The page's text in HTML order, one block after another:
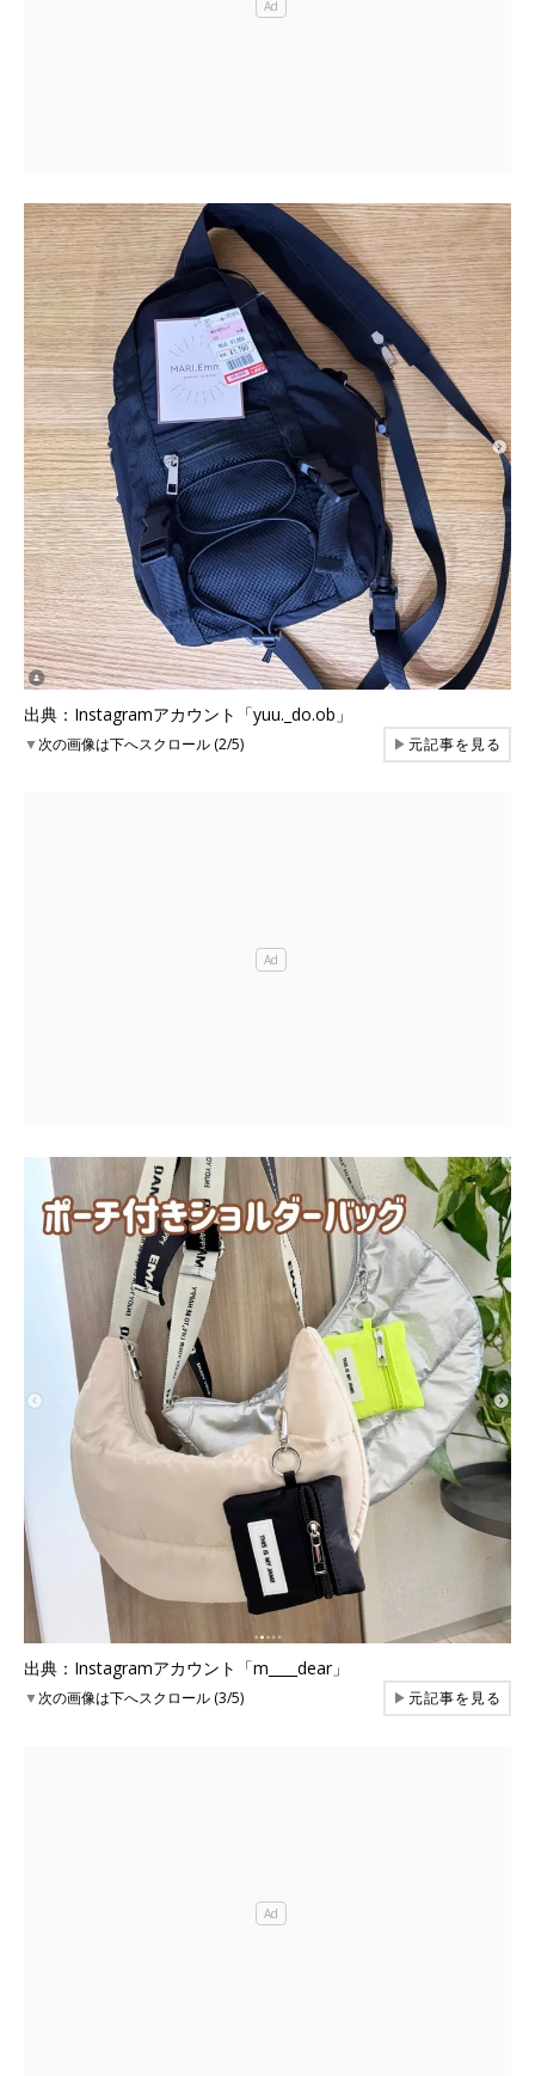
出典：Instagramアカウント「yuu._do.ob」
▼次の画像は下へスクロール (2/5) ▶元記事を見る
出典：Instagramアカウント「m____dear」
▼次の画像は下へスクロール (3/5) ▶元記事を見る